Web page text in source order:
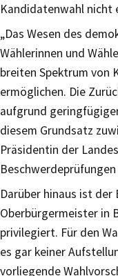
Kandidatenwahl nicht
„Das Wesen des
Wählerinnen und
breiten Spektrum von
ermöglichen. Die
aufgrund
diesem Grundsatz
Präsidentin der
Darüber hinaus ist
Oberbürgermeister in
privilegiert. Für den
es gar keiner
vorliegende